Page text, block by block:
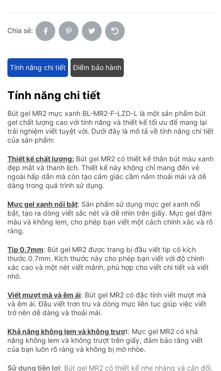
Chia sẻ:
Tính năng chi tiết Điểm bảo hành
Tính năng chi tiết
Bút gel MR2 mực xanh BL-MR2-F-LZD-L là một sản phẩm bút
gel chất lượng cao với tính năng và thiết kế tối ưu để mang lại
trải nghiệm viết tuyệt vời. Dưới đây là mô tả về tính năng chi tiết
của sản phẩm:
Thiết kế chất lượng: Bút gel MR2 có thiết kế thân bút màu xanh
đẹp mắt và thanh lịch. Thiết kế này không chỉ mang đến vẻ
ngoài hấp dẫn mà còn tạo cảm giác cầm nắm thoải mái và dễ
dàng trong quá trình sử dụng.
Mực gel xanh nổi bật: Sản phẩm sử dụng mực gel xanh nổi
bật, tạo ra dòng viết sắc nét và dễ nhìn trên giấy. Mực gel đậm
màu và không lem, cho phép bạn viết một cách chính xác và rõ
ràng.
Tip 0.7mm: Bút gel MR2 được trang bị đầu viết tip có kích
thước 0.7mm. Kích thước này cho phép bạn viết với độ chính
xác cao và một nét viết mảnh, phù hợp cho viết chi tiết và viết
nhỏ.
Viết mượt mà và êm ái: Bút gel MR2 có đặc tính viết mượt mà
và êm ái. Đầu viết trơn tru và dòng mực liên tục giúp việc viết
trở nên dễ dàng và thoải mái.
Khả năng không lem và không trượt: Mực gel MR2 có khả
năng không lem và không trượt trên giấy, đảm bảo rằng viết
của bạn luôn rõ ràng và không bị mờ nhòe.
Sử dụng tiện lợi: Bút gel MR2 có thiết kế nhẹ nhàng và cân đối,